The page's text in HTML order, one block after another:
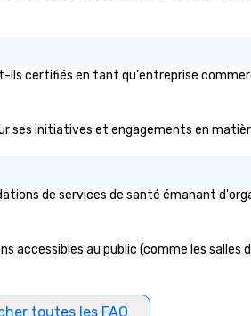
certifiés en tant qu'entreprise
ses initiatives et engagements en
de services de santé émanant
au public (comme les salles
toutes les FAQ